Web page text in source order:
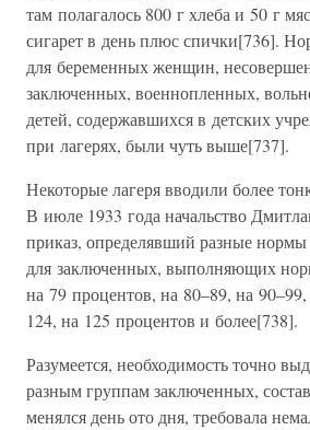
там полагалось 800 г хлеба и 50 г
сигарет в день плюс спички[736].
для беременных женщин,
заключенных, военнопленных,
детей, содержавшихся в детских
при лагерях, были чуть выше[737].
Некоторые лагеря вводили более
В июле 1933 года начальство
приказ, определявший разные
для заключенных, выполняющих
на 79 процентов, на 80–89, на
124, на 125 процентов и более[738].
Разумеется, необходимость точно
разным группам заключенных,
менялся день ото дня, требовала